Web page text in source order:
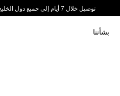
توصيل خلال 7 أيام إلى جميع دول الخليج
بشأننا